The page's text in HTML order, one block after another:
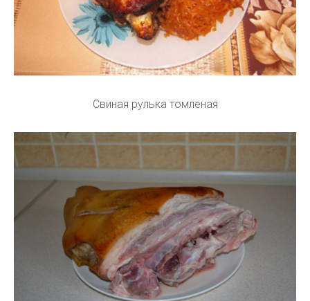
Свиная рулька томленая